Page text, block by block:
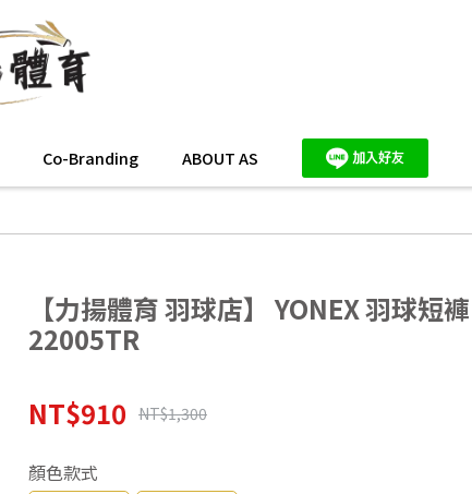
Co-Branding ABOUT AS
【力揚體育 羽球店】 YONEX 羽球短
22005TR
NT$910 NT$1,300
顏色款式